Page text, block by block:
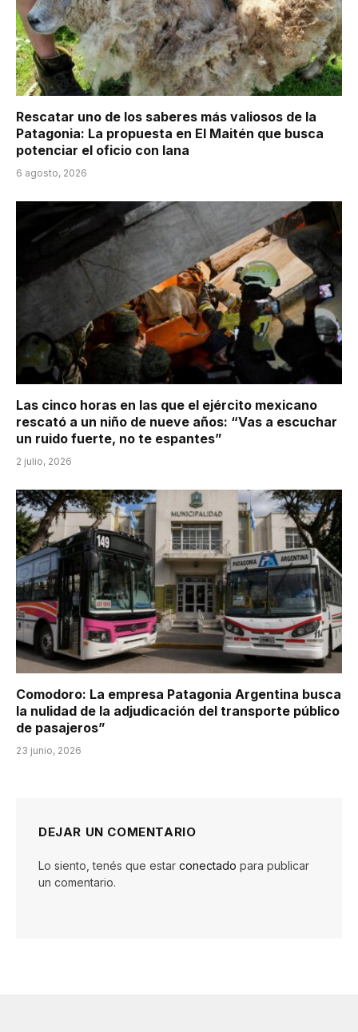
Rescatar uno de los saberes más valiosos de la
Patagonia: La propuesta en El Maitén que busca
potenciar el oficio con lana
6 agosto, 2026
Las cinco horas en las que el ejército mexicano
rescató a un niño de nueve años: “Vas a escuchar
un ruido fuerte, no te espantes”
2 julio, 2026
Comodoro: La empresa Patagonia Argentina busca
la nulidad de la adjudicación del transporte público
de pasajeros”
23 junio, 2026
DEJAR UN COMENTARIO
Lo siento, tenés que estar conectado para publicar
un comentario.